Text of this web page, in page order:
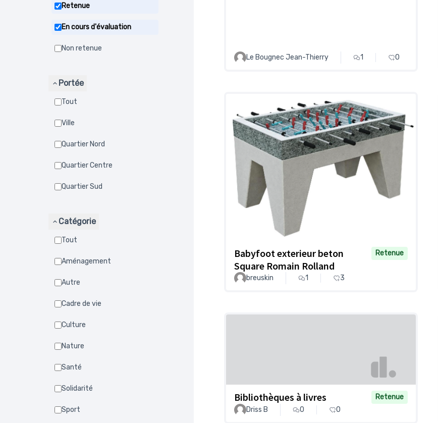
Retenue
En cours d'évaluation
Non retenue
Portée
Tout
Ville
Quartier Nord
Quartier Centre
Quartier Sud
Catégorie
Tout
Aménagement
Autre
Cadre de vie
Culture
Nature
Santé
Solidarité
Sport
Le Bougnec Jean-Thierry 1 0
Babyfoot exterieur beton
Square Romain Rolland
Retenue
breuskin 1 3
Bibliothèques à livres
Retenue
Driss B
0 0